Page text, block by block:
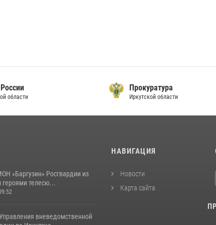
области
Прокуратура
Иркутской области
«Баргузин» Росгвардии из
героями телесю...
вневедомственной
НАВИГАЦИЯ
Новости
Карта сайта